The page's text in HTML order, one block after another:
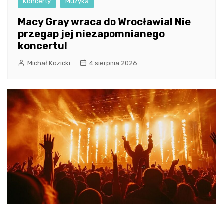
Macy Gray wraca do Wrocławia! Nie
przegap jej niezapomnianego
koncertu!
Michał Kozicki 4 sierpnia 2026